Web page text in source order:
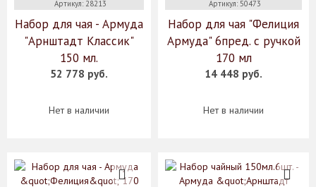
Артикул: 28213
Набор для чая - Армуда
"Арнштадт Классик"
150 мл.
52 778 руб.
Нет в наличии
Артикул: 50473
Набор для чая "Фелиция
Армуда" 6пред. c ручкой
170 мл
14 448 руб.
Нет в наличии